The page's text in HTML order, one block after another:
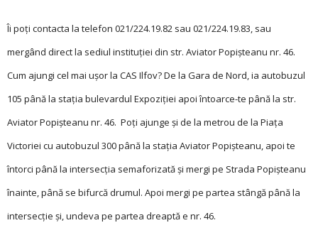
Îi poți contacta la telefon 021/224.19.82 sau 021/224.19.83, sau
mergând direct la sediul instituției din str. Aviator Popișteanu nr. 46.
Cum ajungi cel mai ușor la CAS Ilfov? De la Gara de Nord, ia autobuzul
105 până la stația bulevardul Expoziției apoi întoarce-te până la str.
Avia­tor Popișteanu nr. 46. Poți ajunge și de la metrou de la Piața
Victoriei cu autobuzul 300 până la stația Aviator Po­pișteanu, apoi te
întorci până la intersecția semaforizată și mergi pe Strada Popișteanu
înainte, până se bifurcă drumul. Apoi mergi pe partea stângă până la
intersecție și, undeva pe partea dreap­­­tă e nr. 46.